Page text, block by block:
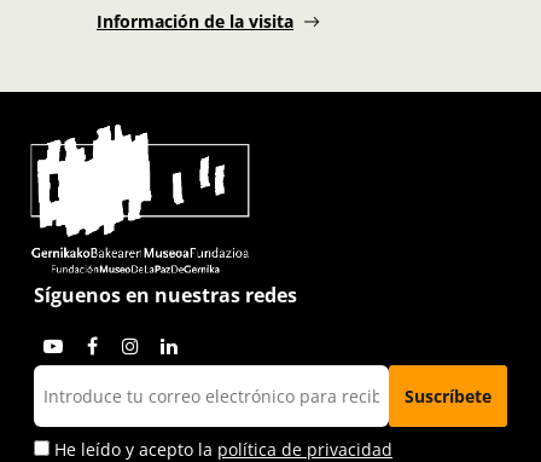
Información de la visita
Síguenos en nuestras redes
He leído y acepto la política de privacidad